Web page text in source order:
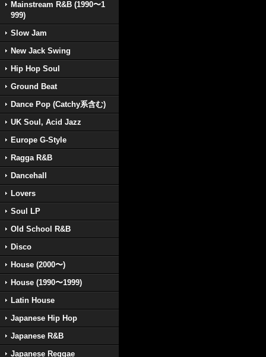
Mainstream R&B (1990〜1
999)
Slow Jam
New Jack Swing
Hip Hop Soul
Ground Beat
Dance Pop (Catchy系含む)
UK Soul, Acid Jazz
Europe G-Style
Ragga R&B
Dancehall
Lovers
Soul LP
Old School R&B
Disco
House (2000〜)
House (1990〜1999)
Latin House
Japanese Hip Hop
Japanese R&B
Japanese Reggae